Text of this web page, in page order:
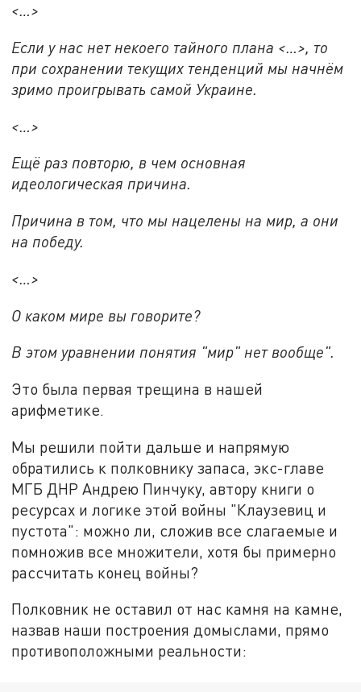
<…>
Если у нас нет некоего тайного плана <…>, то
при сохранении текущих тенденций мы начнём
зримо проигрывать самой Украине.
<…>
Ещё раз повторю, в чем основная
идеологическая причина.
Причина в том, что мы нацелены на мир, а они
на победу.
<…>
О каком мире вы говорите?
В этом уравнении понятия "мир" нет вообще".
Это была первая трещина в нашей
арифметике.
Мы решили пойти дальше и напрямую
обратились к полковнику запаса, экс-главе
МГБ ДНР Андрею Пинчуку, автору книги о
ресурсах и логике этой войны "Клаузевиц и
пустота": можно ли, сложив все слагаемые и
помножив все множители, хотя бы примерно
рассчитать конец войны?
Полковник не оставил от нас камня на камне,
назвав наши построения домыслами, прямо
противоположными реальности: